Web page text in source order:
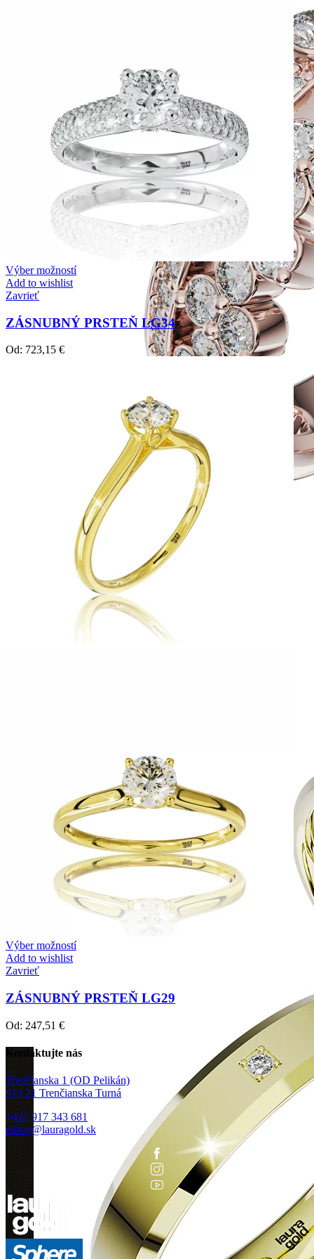
Zásnubné prstne z kolekcie Twin Rings.
Výber možností
Add to wishlist
Zavrieť
ZÁSNUBNÝ PRSTEŇ LG34
Od: 723,15 €
Výber možností
Add to wishlist
Zavrieť
ZÁSNUBNÝ PRSTEŇ LG29
Od: 247,51 €
Kontaktujte nás
Trenčianska 1 (OD Pelikán)
913 21 Trenčianska Turná
+421 917 343 681
eshop@lauragold.sk